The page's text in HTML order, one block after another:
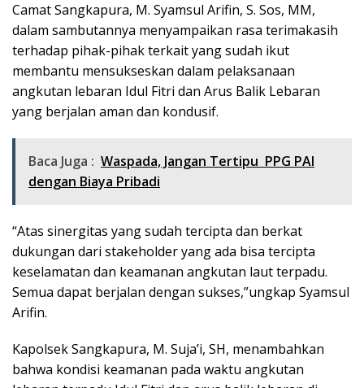
Camat Sangkapura, M. Syamsul Arifin, S. Sos, MM,
dalam sambutannya menyampaikan rasa terimakasih
terhadap pihak-pihak terkait yang sudah ikut
membantu mensukseskan dalam pelaksanaan
angkutan lebaran Idul Fitri dan Arus Balik Lebaran
yang berjalan aman dan kondusif.
Baca Juga : Waspada, Jangan Tertipu PPG PAI
dengan Biaya Pribadi
“Atas sinergitas yang sudah tercipta dan berkat
dukungan dari stakeholder yang ada bisa tercipta
keselamatan dan keamanan angkutan laut terpadu.
Semua dapat berjalan dengan sukses,”ungkap Syamsul
Arifin.
Kapolsek Sangkapura, M. Suja’i, SH, menambahkan
bahwa kondisi keamanan pada waktu angkutan